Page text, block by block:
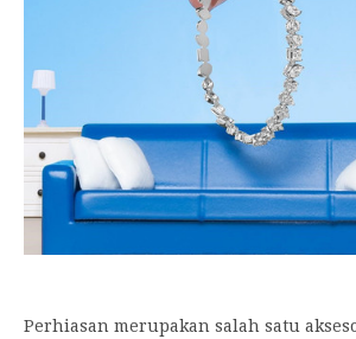
Perhiasan merupakan salah satu